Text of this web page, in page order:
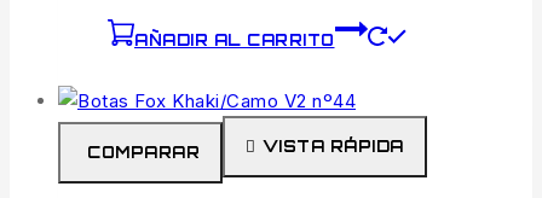
AÑADIR AL CARRITO
COMPARAR VISTA RÁPIDA